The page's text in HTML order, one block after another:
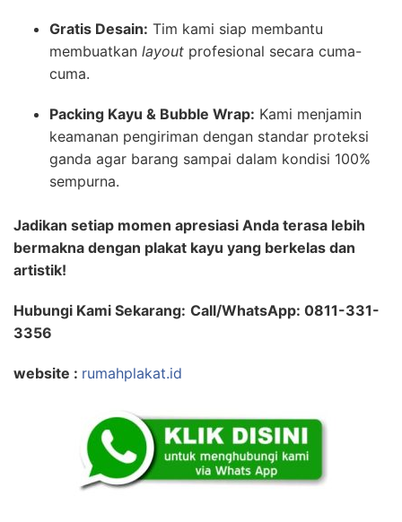
Gratis Desain: Tim kami siap membantu
membuatkan layout profesional secara cuma-
cuma.
Packing Kayu & Bubble Wrap: Kami menjamin
keamanan pengiriman dengan standar proteksi
ganda agar barang sampai dalam kondisi 100%
sempurna.
Jadikan setiap momen apresiasi Anda terasa lebih
bermakna dengan plakat kayu yang berkelas dan
artistik!
Hubungi Kami Sekarang: Call/WhatsApp: 0811-331-
3356
website : rumahplakat.id